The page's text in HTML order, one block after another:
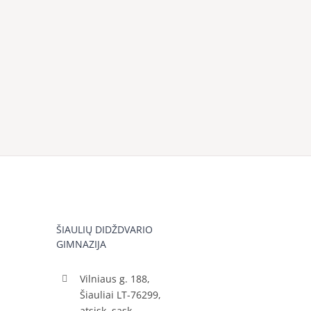
ŠIAULIŲ DIDŽDVARIO
GIMNAZIJA
Vilniaus g. 188,
Šiauliai LT-76299,